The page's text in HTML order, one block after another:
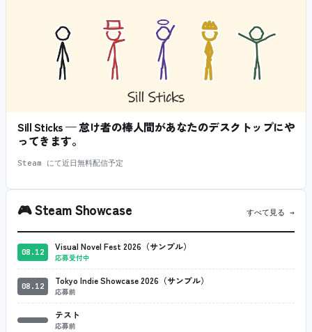
Sill Sticks — 怠け者の棒人間があなたのデスクトップにや
ってきます。
Steam にて近日無料配信予定
🎮Steam Showcase すべて見る →
08.12 Visual Novel Fest 2026（サンプル）
応募受付中
08.12 Tokyo Indie Showcase 2026（サンプル）
応募前
テスト
応募前